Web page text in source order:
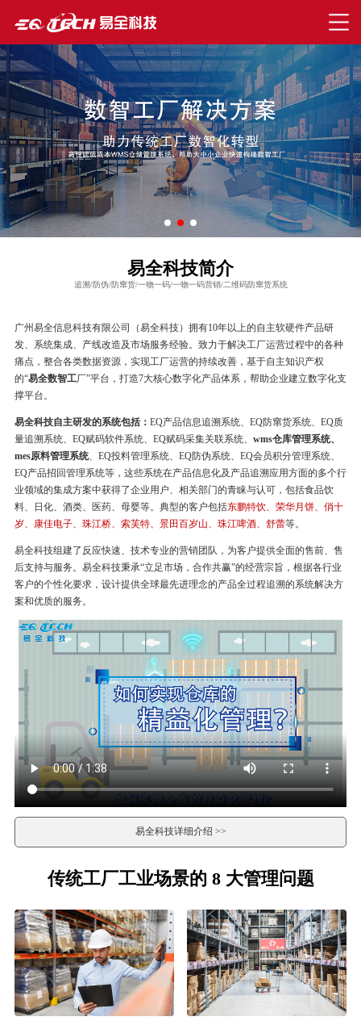
易全科技简介
追溯/防伪/防窜货/一物一码/一物一码营销/二维码防窜货系统
广州易全信息科技有限公司（易全科技）拥有10年以上的自主软硬件产品研
发、系统集成、产线改造及市场服务经验。致力于解决工厂运营过程中的各种
痛点，整合各类数据资源，实现工厂运营的持续改善，基于自主知识产权
的“易全数智工厂”平台，打造7大核心数字化产品体系，帮助企业建立数字化支
撑平台。
易全科技自主研发的系统包括： EQ产品信息追溯系统、EQ防窜货系统、EQ质
量追溯系统、EQ赋码软件系统、EQ赋码采集关联系统、 wms仓库管理系统、
mes原料管理系统、EQ投料管理系统、EQ防伪系统、EQ会员积分管理系统、
EQ产品招回管理系统等，这些系统在产品信息化及产品追溯应用方面的多个行
业领域的集成方案中获得了企业用户、相关部门的青睐与认可，包括食品饮
料、日化、酒类、医药、母婴等。典型的客户包括东鹏特饮、荣华月饼、俏十
岁、康佳电子、珠江桥、索芙特、景田百岁山、珠江啤酒、舒蕾等。
易全科技组建了反应快速、技术专业的营销团队，为客户提供全面的售前、售
后支持与服务。易全科技秉承“立足市场，合作共赢”的经营宗旨，根据各行业
客户的个性化要求，设计提供全球最先进理念的产品全过程追溯的系统解决方
案和优质的服务。
易全科技详细介绍 >>
传统工厂工业场景的 8 大管理问题